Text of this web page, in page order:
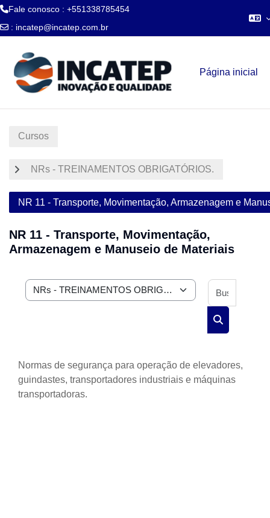
Fale conosco : +551338785454
: incatep@incatep.com.br
Página inicial
Cursos
NRs - TREINAMENTOS OBRIGATÓRIOS.
NR 11 - Transporte, Movimentação, Armazenagem e
NR 11 - Transporte, Movimentação,
Armazenagem e Manuseio de Materiais
Categorias de Cursos
Normas de segurança para operação de elevadores,
guindastes, transportadores industriais e máquinas
transportadoras.